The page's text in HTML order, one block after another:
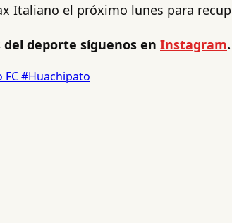
Italiano el próximo lunes para
deporte síguenos en Instagram.
#Huachipato